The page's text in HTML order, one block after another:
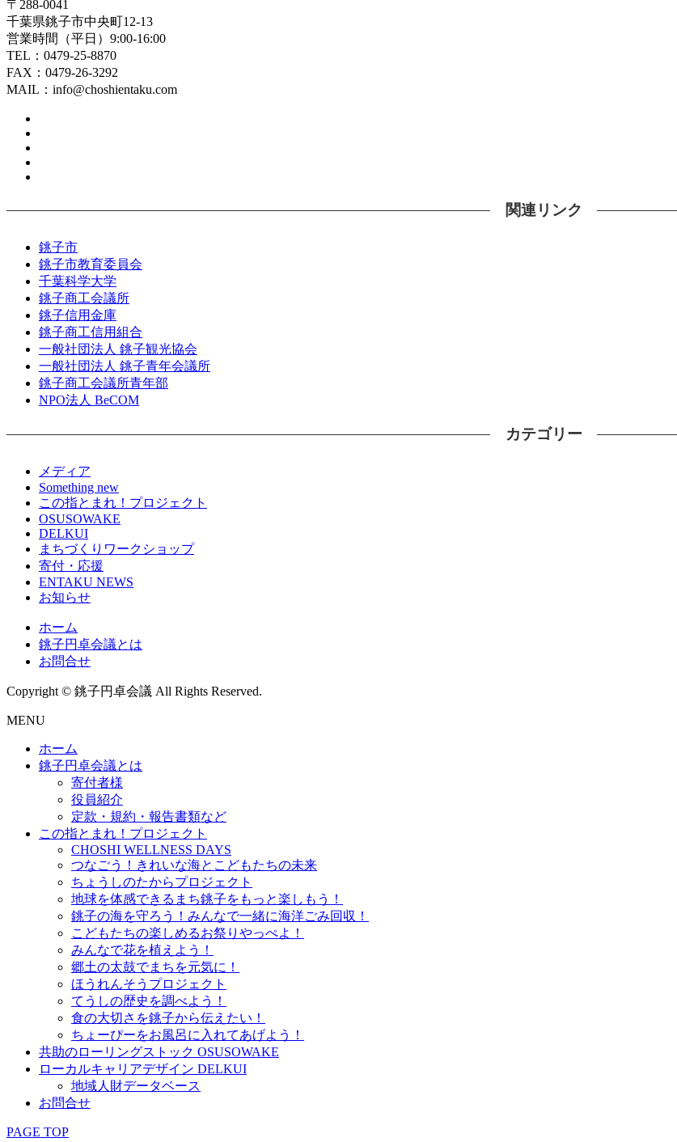
〒288-0041
千葉県銚子市中央町12-13
営業時間（平日）9:00-16:00
TEL：0479-25-8870
FAX：0479-26-3292
MAIL：info@choshientaku.com
関連リンク
銚子市
銚子市教育委員会
千葉科学大学
銚子商工会議所
銚子信用金庫
銚子商工信用組合
一般社団法人 銚子観光協会
一般社団法人 銚子青年会議所
銚子商工会議所青年部
NPO法人 BeCOM
カテゴリー
メディア
Something new
この指とまれ！プロジェクト
OSUSOWAKE
DELKUI
まちづくりワークショップ
寄付・応援
ENTAKU NEWS
お知らせ
ホーム
銚子円卓会議とは
お問合せ
Copyright © 銚子円卓会議 All Rights Reserved.
MENU
ホーム
銚子円卓会議とは
寄付者様
役員紹介
定款・規約・報告書類など
この指とまれ！プロジェクト
CHOSHI WELLNESS DAYS
つなごう！きれいな海とこどもたちの未来
ちょうしのたからプロジェクト
地球を体感できるまち銚子をもっと楽しもう！
銚子の海を守ろう！みんなで一緒に海洋ごみ回収！
こどもたちの楽しめるお祭りやっぺよ！
みんなで花を植えよう！
郷土の太鼓でまちを元気に！
ほうれんそうプロジェクト
てうしの歴史を調べよう！
食の大切さを銚子から伝えたい！
ちょーぴーをお風呂に入れてあげよう！
共助のローリングストック OSUSOWAKE
ローカルキャリアデザイン DELKUI
地域人財データベース
お問合せ
PAGE TOP